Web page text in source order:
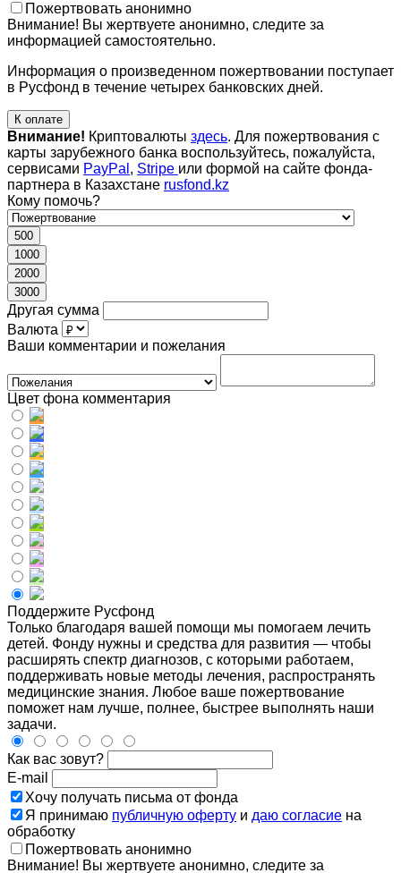
Пожертвовать анонимно
Внимание! Вы жертвуете анонимно, следите за
информацией самостоятельно.
Информация о произведенном пожертвовании поступает
в Русфонд в течение четырех банковских дней.
К оплате
Внимание! Криптовалюты здесь. Для пожертвования с
карты зарубежного банка воспользуйтесь, пожалуйста,
сервисами PayPal , Stripe или формой на сайте фонда-
партнера в Казахстане rusfond.kz
Кому помочь?
500
1000
2000
3000
Другая сумма
Валюта
Ваши комментарии и пожелания
Цвет фона комментария
Поддержите Русфонд
Только благодаря вашей помощи мы помогаем лечить
детей. Фонду нужны и средства для развития — чтобы
расширять спектр диагнозов, с которыми работаем,
поддерживать новые методы лечения, распространять
медицинские знания. Любое ваше пожертвование
поможет нам лучше, полнее, быстрее выполнять наши
задачи.
Как вас зовут?
E-mail
Хочу получать письма от фонда
Я принимаю публичную оферту и даю согласие на
обработку
Пожертвовать анонимно
Внимание! Вы жертвуете анонимно, следите за